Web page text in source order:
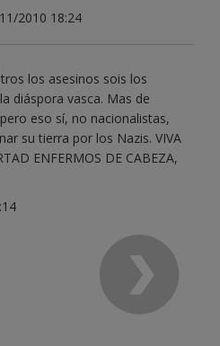
2010 18:24
los asesinos sois los
diáspora vasca. Mas de
eso sí, no nacionalistas,
su tierra por los Nazis. VIVA
ENFERMOS DE CABEZA,